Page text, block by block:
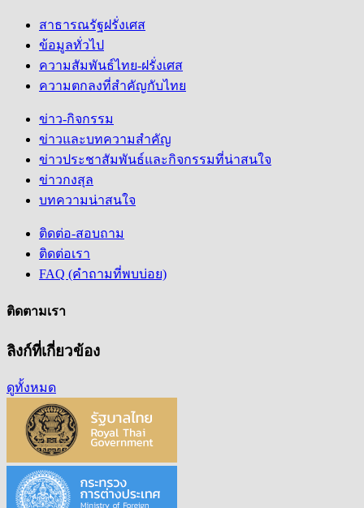
สาธารณรัฐฝรั่งเศส
ข้อมูลทั่วไป
ความสัมพันธ์ไทย-ฝรั่งเศส
ความตกลงที่สำคัญกับไทย
ข่าว-กิจกรรม
ข่าวและบทความสำคัญ
ข่าวประชาสัมพันธ์และกิจกรรมที่น่าสนใจ
ข่าวกงสุล
บทความน่าสนใจ
ติดต่อ-สอบถาม
ติดต่อเรา
FAQ (คำถามที่พบบ่อย)
ติดตามเรา
ลิงก์ที่เกี่ยวข้อง
ดูทั้งหมด